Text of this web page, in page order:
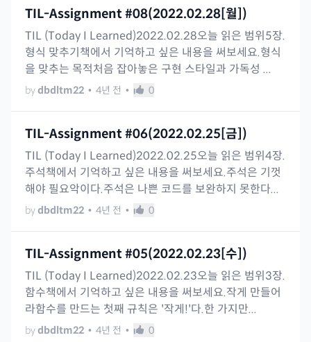
TIL-Assignment #08(2022.02.28[월])
TIL (Today I Learned)2022.02.28오늘 읽은 범위5장.
형식 맞추기책에서 기억하고 싶은 내용을 써보세요.형식
을 맞추는 목적처음 잡아놓은 구현 스타일과 가독성 ...
bydbdltm22 • 4년 전 • 0
TIL-Assignment #06(2022.02.25[금])
TIL (Today I Learned)2022.02.25오늘 읽은 범위4장.
주석책에서 기억하고 싶은 내용을 써보세요.주석은 기껏
해야 필요악이다.주석은 나쁜 코드를 보완하지 못한다...
bydbdltm22 • 4년 전 • 0
TIL-Assignment #05(2022.02.23[수])
TIL (Today I Learned)2022.02.23오늘 읽은 범위3장.
함수책에서 기억하고 싶은 내용을 써보세요.작게 만들어
라함수를 만드는 첫째 규칙은 '작게!'다.한 가지만...
bydbdltm22 • 4년 전 • 0